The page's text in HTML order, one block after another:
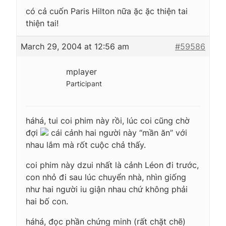
có cả cuốn Paris Hilton nữa ặc ặc thiện tai
thiện tai!
March 29, 2004 at 12:56 am #59586
mplayer
Participant
háhá, tui coi phim này rồi, lúc coi cũng chờ
đợi
cái cảnh hai người này “mần ăn” với
nhau lắm mà rốt cuộc chả thấy.
coi phim này dzui nhất là cảnh Léon đi trước,
con nhỏ đi sau lúc chuyển nhà, nhìn giống
như hai người iu giận nhau chứ không phải
hai bố con.
háhá, đọc phần chứng minh (rất chặt chẽ)